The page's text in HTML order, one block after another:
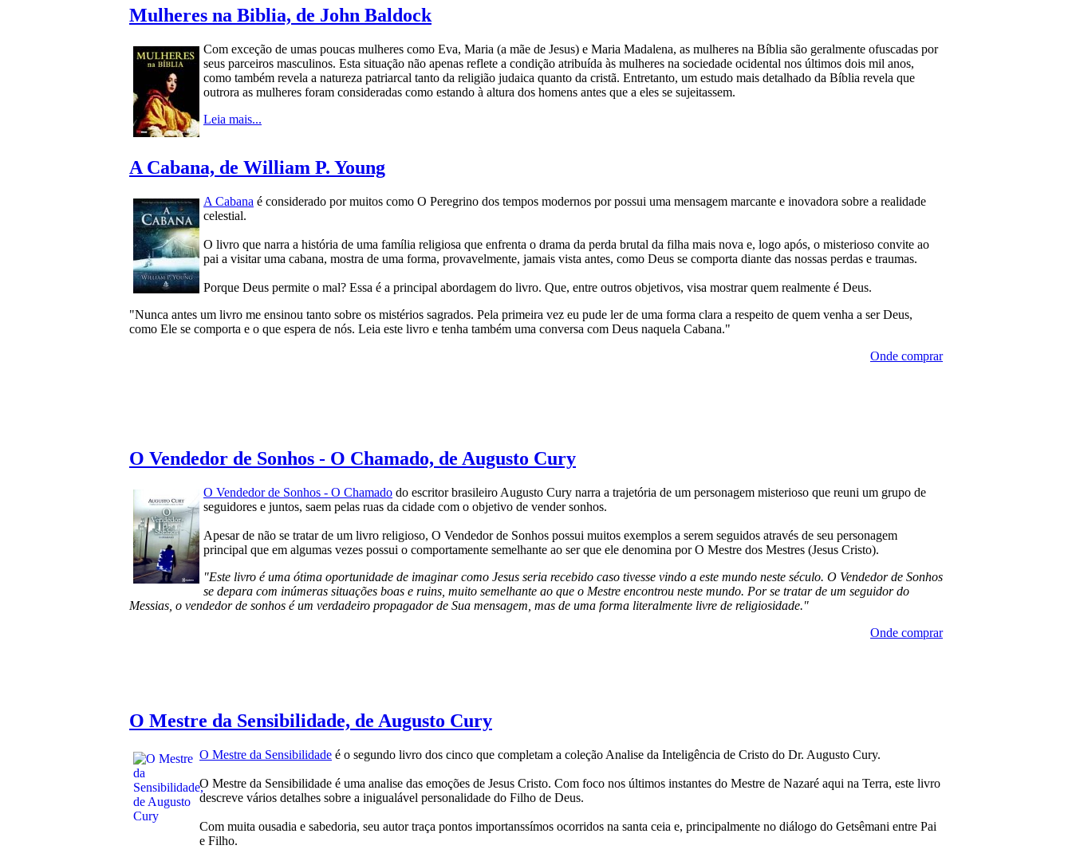
Mulheres na Biblia, de John Baldock
Com exceção de umas poucas mulheres como Eva, Maria (a mãe de Jesus) e Maria Madalena, as mulheres na Bíblia são geralmente ofuscadas por
seus parceiros masculinos. Esta situação não apenas reflete a condição atribuída às mulheres na sociedade ocidental nos últimos dois mil anos,
como também revela a natureza patriarcal tanto da religião judaica quanto da cristã. Entretanto, um estudo mais detalhado da Bíblia revela que
outrora as mulheres foram consideradas como estando à altura dos homens antes que a eles se sujeitassem.
Leia mais...
A Cabana, de William P. Young
A Cabana é considerado por muitos como O Peregrino dos tempos modernos por possui uma mensagem marcante e inovadora sobre a realidade
celestial.
O livro que narra a história de uma família religiosa que enfrenta o drama da perda brutal da filha mais nova e, logo após, o misterioso convite ao
pai a visitar uma cabana, mostra de uma forma, provavelmente, jamais vista antes, como Deus se comporta diante das nossas perdas e traumas.
Porque Deus permite o mal? Essa é a principal abordagem do livro. Que, entre outros objetivos, visa mostrar quem realmente é Deus.
"Nunca antes um livro me ensinou tanto sobre os mistérios sagrados. Pela primeira vez eu pude ler de uma forma clara a respeito de quem venha a ser Deus,
como Ele se comporta e o que espera de nós. Leia este livro e tenha também uma conversa com Deus naquela Cabana."
Onde comprar
O Vendedor de Sonhos - O Chamado, de Augusto Cury
O Vendedor de Sonhos - O Chamado do escritor brasileiro Augusto Cury narra a trajetória de um personagem misterioso que reuni um grupo de
seguidores e juntos, saem pelas ruas da cidade com o objetivo de vender sonhos.
Apesar de não se tratar de um livro religioso, O Vendedor de Sonhos possui muitos exemplos a serem seguidos através de seu personagem
principal que em algumas vezes possui o comportamente semelhante ao ser que ele denomina por O Mestre dos Mestres (Jesus Cristo).
"Este livro é uma ótima oportunidade de imaginar como Jesus seria recebido caso tivesse vindo a este mundo neste século. O Vendedor de Sonhos
se depara com inúmeras situações boas e ruins, muito semelhante ao que o Mestre encontrou neste mundo. Por se tratar de um seguidor do
Messias, o vendedor de sonhos é um verdadeiro propagador de Sua mensagem, mas de uma forma literalmente livre de religiosidade."
Onde comprar
O Mestre da Sensibilidade, de Augusto Cury
O Mestre da Sensibilidade é o segundo livro dos cinco que completam a coleção Analise da Inteligência de Cristo do Dr. Augusto Cury.
O Mestre da Sensibilidade é uma analise das emoções de Jesus Cristo. Com foco nos últimos instantes do Mestre de Nazaré aqui na Terra, este livro
descreve vários detalhes sobre a inigualável personalidade do Filho de Deus.
Com muita ousadia e sabedoria, seu autor traça pontos importanssímos ocorridos na santa ceia e, principalmente no diálogo do Getsêmani entre Pai
e Filho.